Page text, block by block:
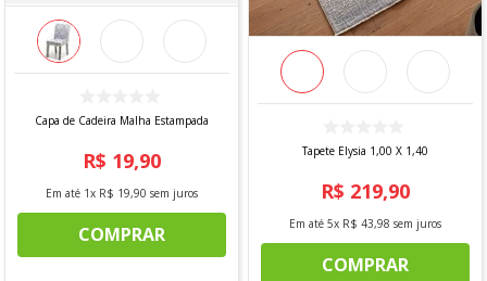
Capa de Cadeira Malha Estampada
R$ 19,90
Em até 1x R$ 19,90 sem juros
COMPRAR
Tapete Elysia 1,00 X 1,40
R$ 219,90
Em até 5x R$ 43,98 sem juros
COMPRAR